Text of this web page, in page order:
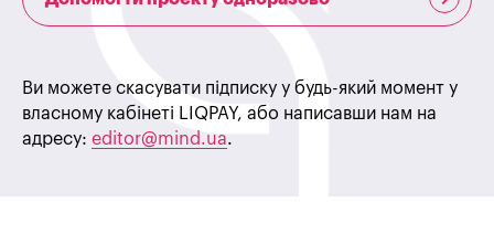
Ви можете скасувати підписку у будь-який момент у
власному кабінеті LIQPAY, або написавши нам на
адресу: editor@mind.ua.